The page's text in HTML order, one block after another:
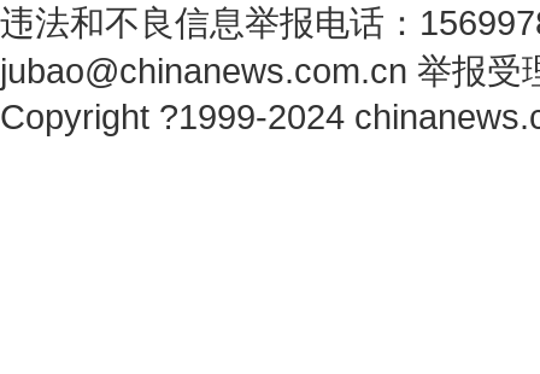
违法和不良信息举报电话：
jubao@chinanews.com.cn 举报受
Copyright ?1999-2024